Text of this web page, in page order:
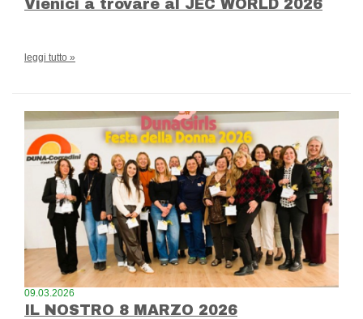
Vienici a trovare al JEC WORLD 2026
leggi tutto »
09.03.2026
IL NOSTRO 8 MARZO 2026